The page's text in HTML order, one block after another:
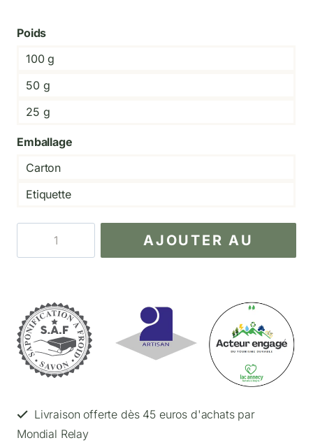
Poids
100 g
50 g
25 g
Emballage
Carton
Etiquette
forêt
-
Peaux
mixtes
AJOUTER AU
Livraison offerte dès 45 euros d'achats par
Mondial Relay